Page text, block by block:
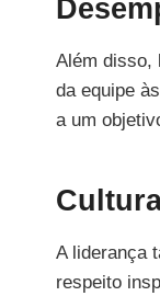
Além disso,
da equipe
a um
A liderança
respeito